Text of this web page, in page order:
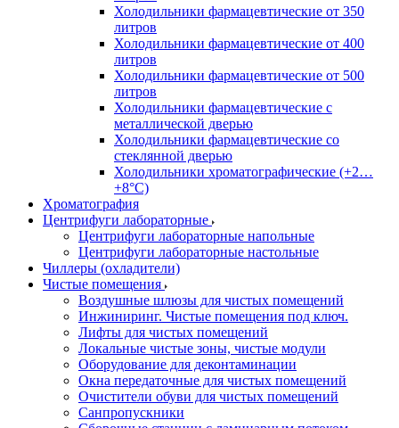
Холодильники фармацевтические от 350
литров
Холодильники фармацевтические от 400
литров
Холодильники фармацевтические от 500
литров
Холодильники фармацевтические с
металлической дверью
Холодильники фармацевтические со
стеклянной дверью
Холодильники хроматографические (+2…
+8°C)
Хроматография
Центрифуги лабораторные
Центрифуги лабораторные напольные
Центрифуги лабораторные настольные
Чиллеры (охладители)
Чистые помещения
Воздушные шлюзы для чистых помещений
Инжиниринг. Чистые помещения под ключ.
Лифты для чистых помещений
Локальные чистые зоны, чистые модули
Оборудование для деконтаминации
Окна передаточные для чистых помещений
Очистители обуви для чистых помещений
Санпропускники